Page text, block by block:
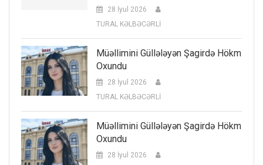
28 İyul 2026
TURAL KƏLBƏCƏRLİ
Müəllimini Güllələyən Şagirdə Hökm
Oxundu
28 İyul 2026
TURAL KƏLBƏCƏRLİ
Müəllimini Güllələyən Şagirdə Hökm
Oxundu
28 İyul 2026